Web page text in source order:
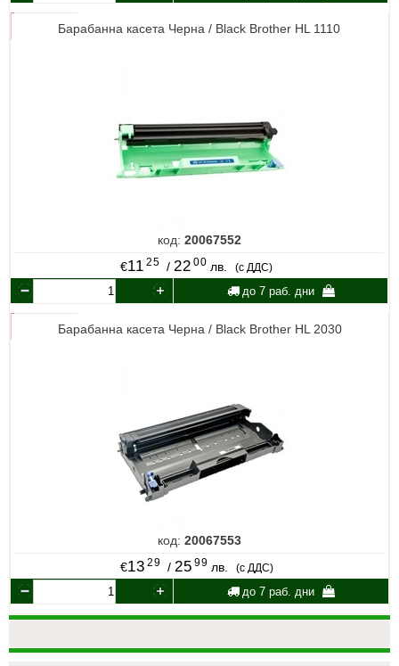
Барабанна касета Черна / Black Brother HL 1110
код: 20067552
€11 25 / 22 00 лв. (с ДДС)
до 7 раб. дни
Барабанна касета Черна / Black Brother HL 2030
код: 20067553
€13 29 / 25 99 лв. (с ДДС)
до 7 раб. дни